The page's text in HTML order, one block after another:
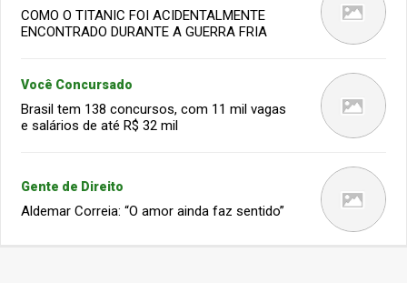
COMO O TITANIC FOI ACIDENTALMENTE
ENCONTRADO DURANTE A GUERRA FRIA
Você Concursado
Brasil tem 138 concursos, com 11 mil vagas
e salários de até R$ 32 mil
Gente de Direito
Aldemar Correia: “O amor ainda faz sentido”